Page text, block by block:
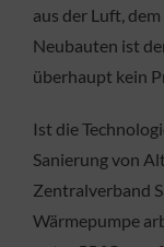
aus der Luft,
Neubauten ist
überhaupt kein
Ist die
Sanierung von
Zentralverband
Wärmepumpe